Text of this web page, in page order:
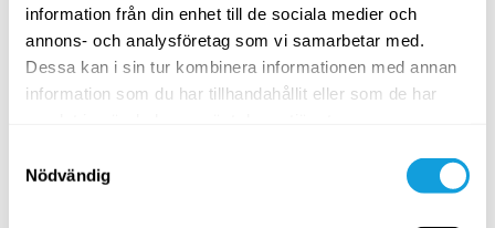
information från din enhet till de sociala medier och
annons- och analysföretag som vi samarbetar med.
Dessa kan i sin tur kombinera informationen med annan
information som du har tillhandahållit eller som de har
Nödvändig